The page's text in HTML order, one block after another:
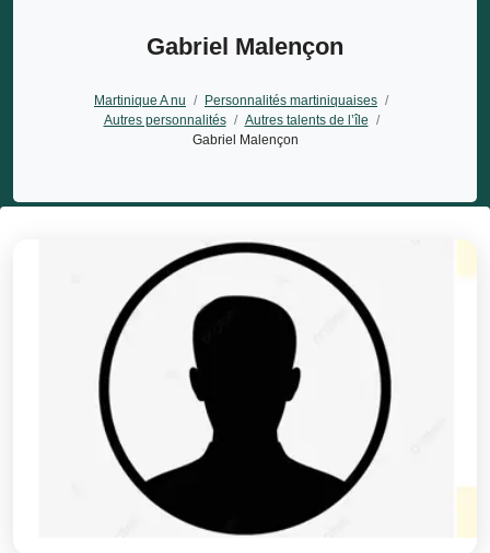
Gabriel Malençon
Martinique A nu / Personnalités martiniquaises /
Autres personnalités / Autres talents de l’île
/
Gabriel Malençon